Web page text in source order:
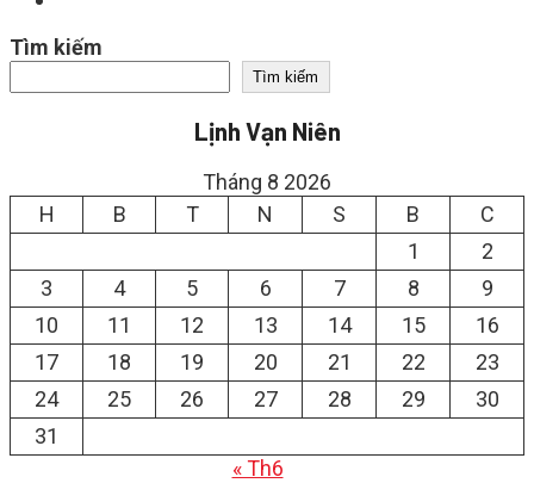
Tìm kiếm
Tìm kiếm
Lịnh Vạn Niên
Tháng 8 2026
H
B T N S B
C
1
2
3
4 5 6 7 8
9
10
11 12 13 14 15
16
17
18 19 20 21 22
23
24
25 26 27 28 29
30
31
« Th6